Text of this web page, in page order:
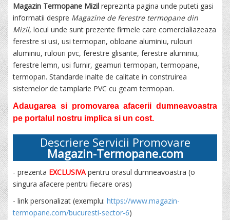
Magazin Termopane Mizil reprezinta pagina unde puteti gasi
informatii despre Magazine de ferestre termopane din
Mizil, locul unde sunt prezente firmele care comercialiazeaza
ferestre si usi, usi termopan, obloane aluminiu, rulouri
aluminiu, rulouri pvc, ferestre glisante, ferestre aluminiu,
ferestre lemn, usi furnir, geamuri termopan, termopane,
termopan. Standarde inalte de calitate in construirea
sistemelor de tamplarie PVC cu geam termopan.
Adaugarea si promovarea afacerii dumneavoastra
pe portalul nostru implica si un cost.
Descriere Servicii Promovare
Magazin-Termopane.com
- prezenta EXCLUSIVApentru orasul dumneavoastra (o
singura afacere pentru fiecare oras)
- link personalizat (exemplu: https://www.magazin-
termopane.com/bucuresti-sector-6)